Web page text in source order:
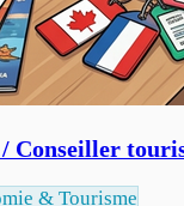
/ Conseiller
& Tourisme